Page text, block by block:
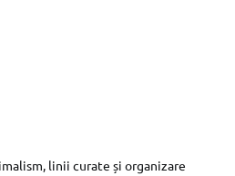
linii curate și organizare